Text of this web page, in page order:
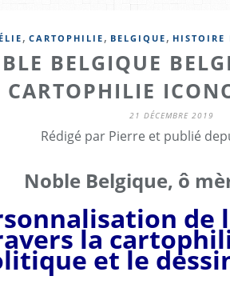
, CARTOPHILIE , BELGIQUE , HISTOIRE
BELGIQUE
CARTOPHILIE
21 DÉCEMBRE 2019
Rédigé par Pierre et publié
Noble Belgique, ô
de
la
et le